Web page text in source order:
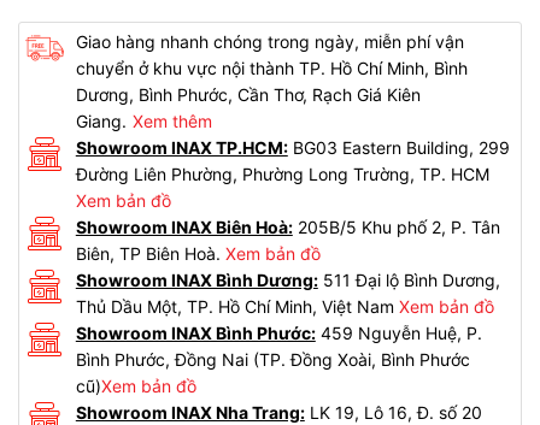
Giao hàng nhanh chóng trong ngày, miễn phí vận
chuyển ở khu vực nội thành TP. Hồ Chí Minh, Bình
Dương, Bình Phước, Cần Thơ, Rạch Giá Kiên
Giang. Xem thêm
Showroom INAX TP.HCM:BG03 Eastern Building, 299
Đường Liên Phường, Phường Long Trường, TP. HCM
Xem bản đồ
Showroom INAX Biên Hoà:205B/5 Khu phố 2, P. Tân
Biên, TP Biên Hoà. Xem bản đồ
Showroom INAX Bình Dương:511 Đại lộ Bình Dương,
Thủ Dầu Một, TP. Hồ Chí Minh, Việt Nam Xem bản đồ
Showroom INAX Bình Phước:459 Nguyễn Huệ, P.
Bình Phước, Đồng Nai (TP. Đồng Xoài, Bình Phước
cũ)Xem bản đồ
Showroom INAX Nha Trang:LK 19, Lô 16, Đ. số 20